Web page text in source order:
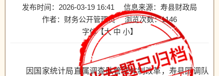
发布时间：2026-03-19 16:41
信息来源：寿县财政局
作者：财务公开管理员
浏览次数：1146
字体【大 中 小】
因国家统计局直属调查队管理体制改革，寿县国调队